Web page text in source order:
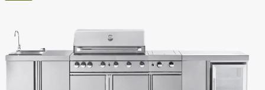
Onze buitenkeukens van roestvrij staal bieden alles wat u nodig heeft om
bijzonder robuust, weerbestendig en geschikt zijn voor gebruik in alle
seizoenen. De RVS-afwerking zorgt voor een moderne, professionele
uitstraling die perfect past in elke buitenomgeving.
Ontdek ons assortiment buitenkeukens van roestvrij staal en vind de